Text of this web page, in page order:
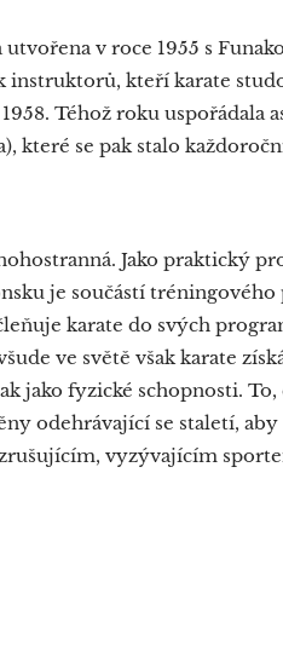
utvořena v roce 1955 s
instruktorů, kteří karate
Téhož roku uspořádala
které se pak stalo
Jako praktický
je součástí
karate do svých
ve světě však karate
jako fyzické schopnosti.
odehrávající se staletí,
vyzývajícím